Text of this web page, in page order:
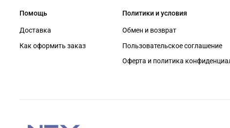
Помощь
Доставка
Как оформить заказ
Политики и условия
Обмен и возврат
Пользовательское соглашение
Оферта и политика